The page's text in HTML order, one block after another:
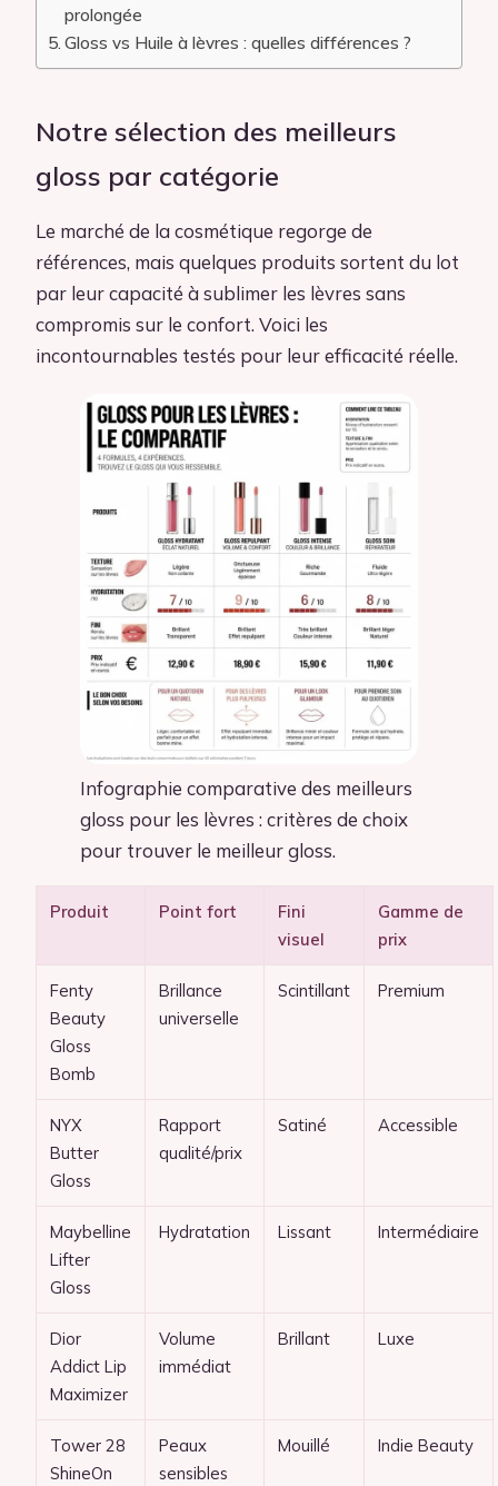
prolongée
Gloss vs Huile à lèvres : quelles différences ?
Notre sélection des meilleurs
gloss par catégorie
Le marché de la cosmétique regorge de
références, mais quelques produits sortent du lot
par leur capacité à sublimer les lèvres sans
compromis sur le confort. Voici les
incontournables testés pour leur efficacité réelle.
Infographie comparative des meilleurs
gloss pour les lèvres : critères de choix
pour trouver le meilleur gloss.
Produit Point fort
Fini
visuel
Gamme de
prix
Fenty
Beauty
Gloss
Bomb
Brillance
universelle
Scintillant Premium
NYX
Butter
Gloss
Rapport
qualité/prix
Satiné Accessible
Maybelline
Lifter
Gloss
Hydratation Lissant Intermédiaire
Dior
Addict Lip
Maximizer
Volume
immédiat
Brillant Luxe
Tower 28
ShineOn
Peaux
sensibles
Mouillé Indie Beauty